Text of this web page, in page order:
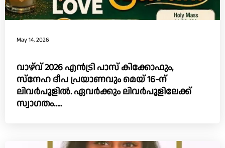
May 14, 2026
വാഴ്‌വ്‌ 2026 എൻട്രി പാസ് കിക്കോഫും,
സ്നേഹ ദീപ പ്രയാണവും മെയ് 16-ന്
ലിവർപൂളിൽ. ഏവർക്കും ലിവർപൂളിലേക്ക്
സ്വാഗതം…..